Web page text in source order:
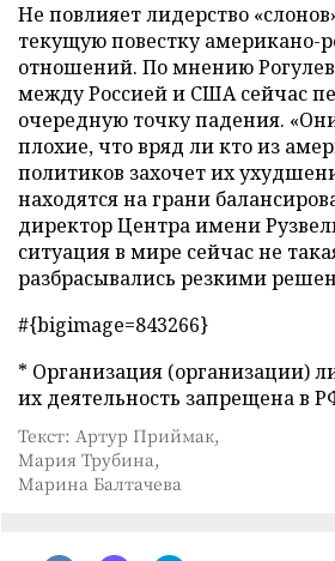
Не повлияет лидерство
текущую повестку американо-
отношений. По мнению
между Россией и США сейчас
очередную точку падения.
плохие, что вряд ли кто из
политиков захочет их
находятся на грани
директор Центра имени
ситуация в мире сейчас не
разбрасывались резкими
#{bigimage=843266}
* Организация (организации)
их деятельность запрещена в
Текст: Артур Приймак,
Мария Трубина,
Марина Балтачева